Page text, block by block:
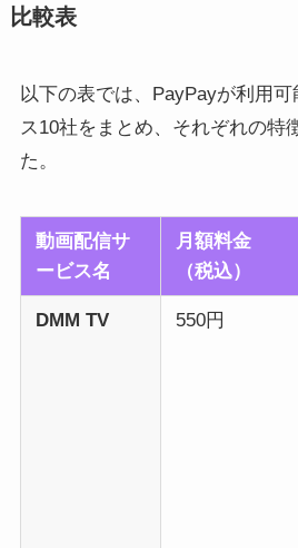
比較表
以下の表では、PayPayが利用
ス10社をまとめ、それぞれの特
た。
動画配信サ
ービス名
月額料金
（税込）
DMM TV 550円